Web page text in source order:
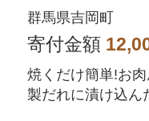
各1パック)
群馬県吉岡町
寄付金額
焼くだけ簡単!お
製だれに漬け込ん